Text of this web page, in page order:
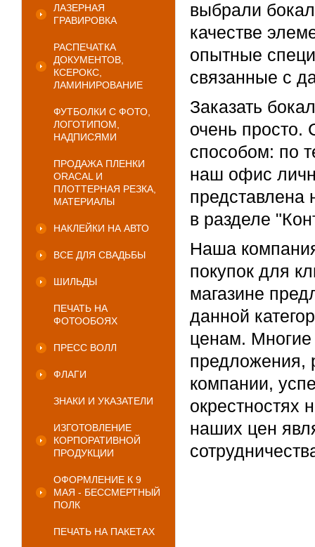
ЛАЗЕРНАЯ
ГРАВИРОВКА
РАСПЕЧАТКА
ДОКУМЕНТОВ,
КСЕРОКС,
ЛАМИНИРОВАНИЕ
ФУТБОЛКИ С ФОТО,
ЛОГОТИПОМ,
НАДПИСЯМИ
ПРОДАЖА ПЛЕНКИ
ORACAL И
ПЛОТТЕРНАЯ РЕЗКА,
МАТЕРИАЛЫ
НАКЛЕЙКИ НА АВТО
ВСЕ ДЛЯ СВАДЬБЫ
ШИЛЬДЫ
ПЕЧАТЬ НА
ФОТООБОЯХ
ПРЕСС ВОЛЛ
ФЛАГИ
ЗНАКИ И УКАЗАТЕЛИ
ИЗГОТОВЛЕНИЕ
КОРПОРАТИВНОЙ
ПРОДУКЦИИ
ОФОРМЛЕНИЕ К 9
МАЯ - БЕССМЕРТНЫЙ
ПОЛК
ПЕЧАТЬ НА ПАКЕТАХ
выбрали
качестве
опытные
связанные с
Заказать
очень
способом: по
наш офис
представлена
в разделе
Наша
покупок для
магазине
данной
ценам.
предложения,
компании,
окрестностях
наших цен